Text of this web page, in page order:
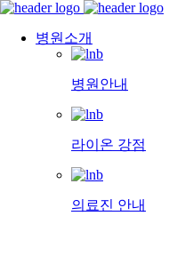
병원소개
병원안내
라이온 강점
의료진 안내